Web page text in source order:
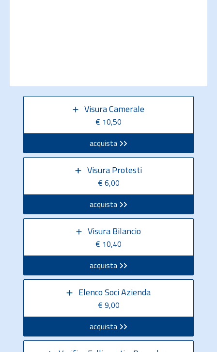
Visura Camerale
€ 10,50
acquista
Visura Protesti
€ 6,00
acquista
Visura Bilancio
€ 10,40
acquista
Elenco Soci Azienda
€ 9,00
acquista